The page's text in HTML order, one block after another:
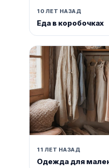
10 ЛЕТ НАЗАД
Еда в коробочках
11 ЛЕТ НАЗАД
Одежда для